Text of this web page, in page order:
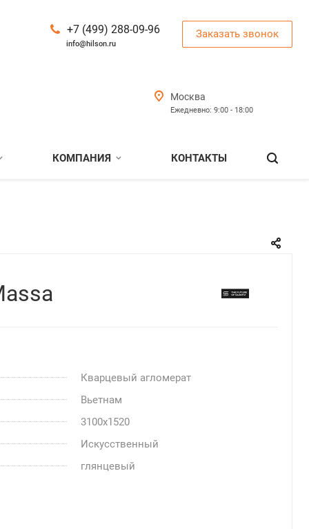
+7 (499) 288-09-96
info@hilson.ru
Заказать звонок
Москва
Ежедневно: 9:00 - 18:00
КОМПАНИЯ КОНТАКТЫ
Кварцевый агломерат
Вьетнам
3100x1520
Искусственный
глянцевый